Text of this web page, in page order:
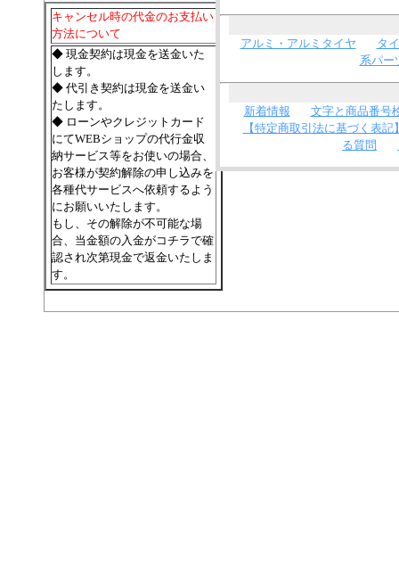
キャンセル時の代金のお支払い
方法について
◆ 現金契約は現金を送金いた
します。
◆ 代引き契約は現金を送金い
たします。
◆ ローンやクレジットカード
にてWEBショップの代行金収
納サービス等をお使いの場合、
お客様が契約解除の申し込みを
各種代サービスへ依頼するよう
にお願いいたします。
もし、その解除が不可能な場
合、当金額の入金がコチラで確
認され次第現金で返金いたしま
す。
アルミ・アルミタイヤ
タ
系パー
新着情報
文字と商品番号
【特定商取引法に基づく表記
る質問